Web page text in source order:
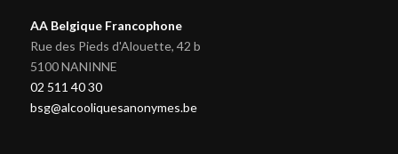
AA Belgique Francophone
Rue des Pieds d'Alouette, 42 b
5100 NANINNE
02 511 40 30
bsg@alcooliquesanonymes.be